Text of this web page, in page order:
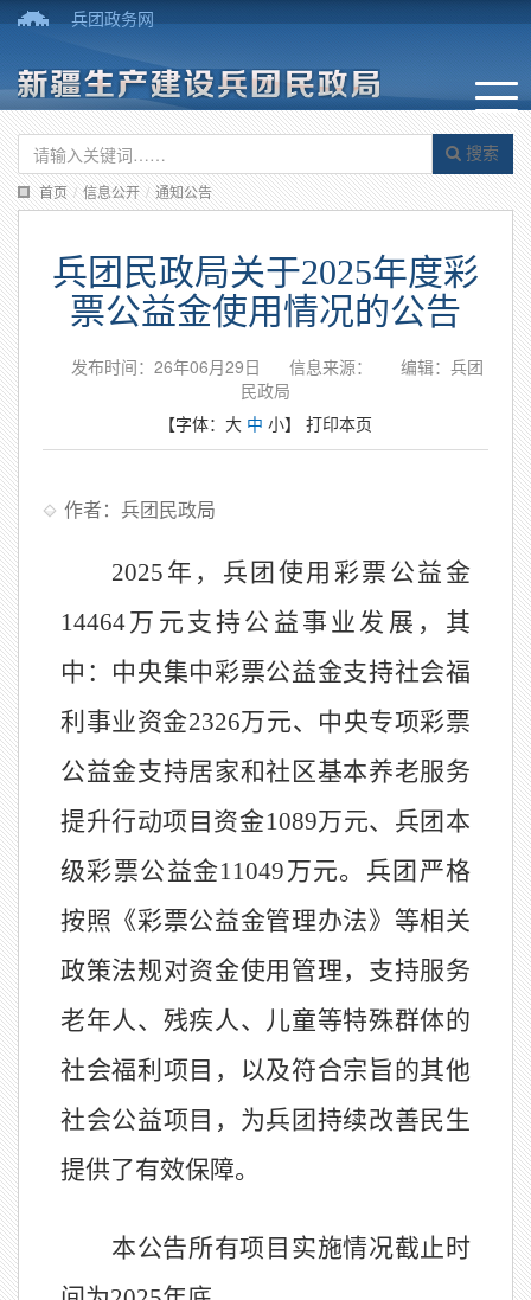
兵团政务网
搜索
首页 / 信息公开 / 通知公告
兵团民政局关于2025年度彩
票公益金使用情况的公告
发布时间：26年06月29日 信息来源：
编辑：兵团
民政局
【字体： 大 中 小】 打印本页
作者：兵团民政局
2025年，兵团使用彩票公益金
14464万元支持公益事业发展，其
中：中央集中彩票公益金支持社会福
利事业资金2326万元、中央专项彩票
公益金支持居家和社区基本养老服务
提升行动项目资金1089万元、兵团本
级彩票公益金11049万元。兵团严格
按照《彩票公益金管理办法》等相关
政策法规对资金使用管理，支持服务
老年人、残疾人、儿童等特殊群体的
社会福利项目，以及符合宗旨的其他
社会公益项目，为兵团持续改善民生
提供了有效保障。
本公告所有项目实施情况截止时